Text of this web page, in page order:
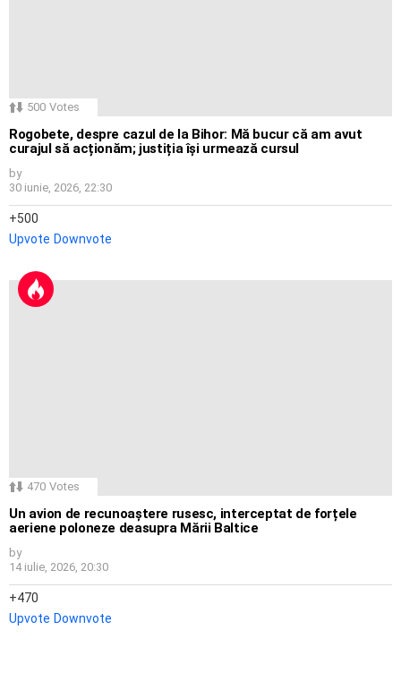
500 Votes
Rogobete, despre cazul de la Bihor: Mă bucur că am avut
curajul să acționăm; justiția își urmează cursul
by
30 iunie, 2026, 22:30
500
Upvote Downvote
470 Votes
Un avion de recunoaștere rusesc, interceptat de forțele
aeriene poloneze deasupra Mării Baltice
by
14 iulie, 2026, 20:30
470
Upvote Downvote